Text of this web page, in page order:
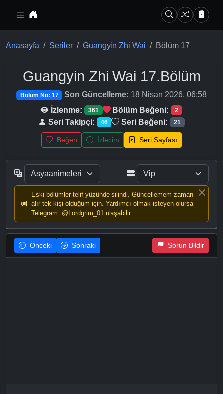
Anasayfa Seriler Guangyin Zhi Wai Bölüm 17
Guangyin Zhi Wai 17.Bölüm
Bölüm No: 17 Son Güncelleme: 18 Nisan 2026, 06:58
İzlenme:
361 Bölüm Beğeni: 2
Seri Takipçi: 46 Seri Beğeni: 21
Beğen İzledim Seri Sayfası
Eski bölümler telif yüzünde silindi, Güncellemem zaman
alır tek kişi olduğum için. Yardımcı olmak isteyen olursa
Telegram: @Lordgrim_01 ulaşabilir
Önceki Sonraki Sorun Bildir